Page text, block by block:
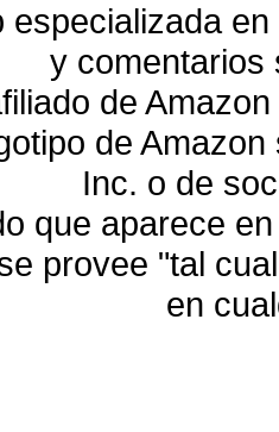
especializada
y
de
de
Inc. o de
que aparece
provee "tal
en